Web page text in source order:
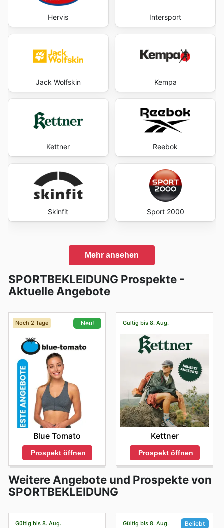
Hervis Intersport
Jack Wolfskin Kempa
Kettner Reebok
Skinfit Sport 2000
Mehr ansehen
SPORTBEKLEIDUNG Prospekte -
Aktuelle Angebote
Noch 2 Tage Neu!
Blue Tomato
Prospekt öffnen
Gültig bis 8. Aug.
Kettner
Prospekt öffnen
Weitere Angebote und Prospekte von
SPORTBEKLEIDUNG
Gültig bis 8. Aug. Gültig bis 8. Aug. Beliebt